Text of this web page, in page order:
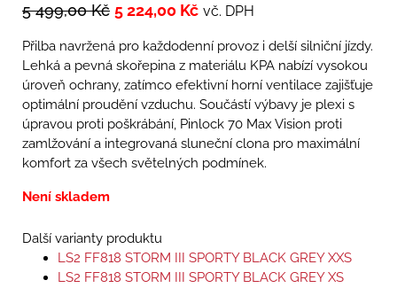
5 499,00Kč 5 224,00 Kč vč. DPH
Přilba navržená pro každodenní provoz i delší silniční jízdy.
Lehká a pevná skořepina z materiálu KPA nabízí vysokou
úroveň ochrany, zatímco efektivní horní ventilace zajišťuje
optimální proudění vzduchu. Součástí výbavy je plexi s
úpravou proti poškrábání, Pinlock 70 Max Vision proti
zamlžování a integrovaná sluneční clona pro maximální
komfort za všech světelných podmínek.
Není skladem
Další varianty produktu
LS2 FF818 STORM III SPORTY BLACK GREY XXS
LS2 FF818 STORM III SPORTY BLACK GREY XS